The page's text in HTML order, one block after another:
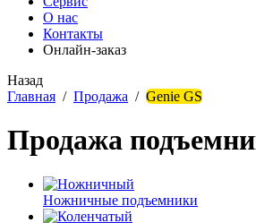
О нас
Контакты
Онлайн-заказ
Назад
Главная / Продажа / Genie GS
Продажа
Ножничные подъемники